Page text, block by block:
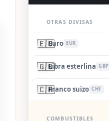
OTRAS DIVISAS
🇪🇺Euro EUR
🇬🇧Libra esterlina GBP
🇨🇭Franco suizo CHF
COMBUSTIBLES